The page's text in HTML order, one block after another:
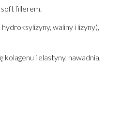
fillerem.
waliny i lizyny),
i elastyny, nawadnia,